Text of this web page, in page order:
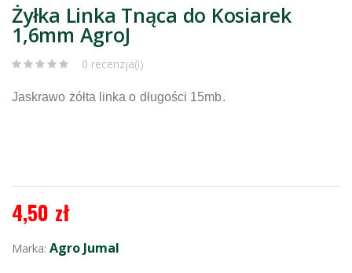
Żyłka Linka Tnąca do Kosiarek
1,6mm AgroJ
0 recenzja(i)
Jaskrawo żółta linka o długości 15mb.
4,50 zł
Marka: Agro Jumal